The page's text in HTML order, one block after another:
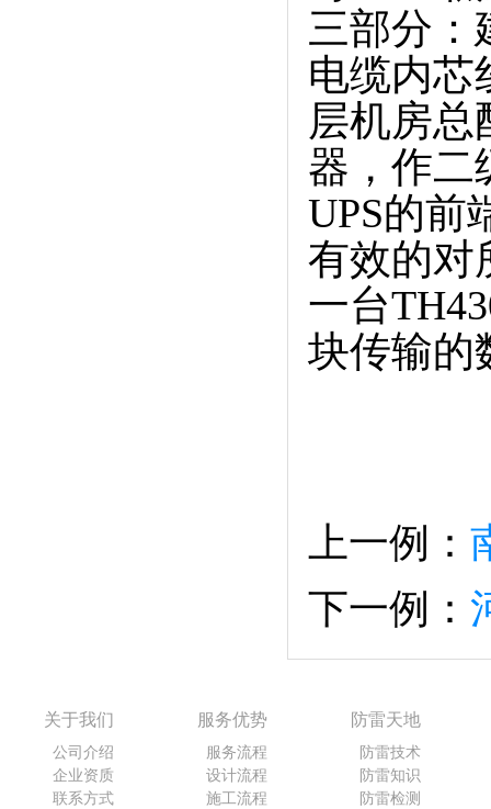
三部分：
电缆内芯
层机房总
器，作二
UPS的前
有效的对
一台
块传输的
上一例：
下一例：
关于我们
公司介绍
企业资质
联系方式
服务优势
服务流程
设计流程
施工流程
防雷天地
防雷技术
防雷知识
防雷检测